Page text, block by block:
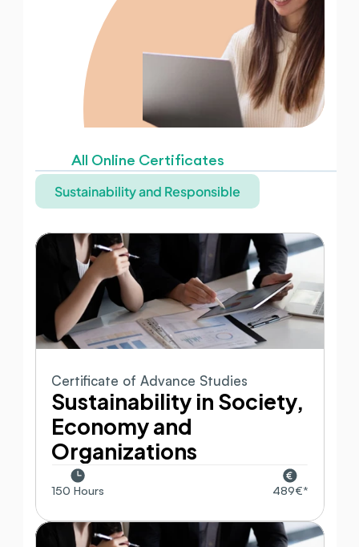
All Online Certificates
Sustainability and Responsible
Certificate of Advance Studies
Sustainability in Society,
Economy and
Organizations
150 Hours 489€*